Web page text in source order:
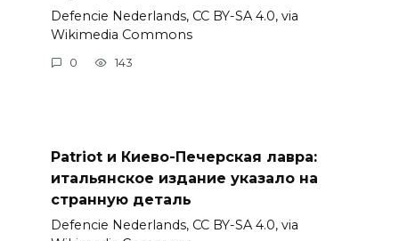
Defencie Nederlands, CC BY-SA 4.0, via
Wikimedia Commons
0 143
Patriot и Киево-Печерская лавра:
итальянское издание указало на
странную деталь
Defencie Nederlands, CC BY-SA 4.0, via